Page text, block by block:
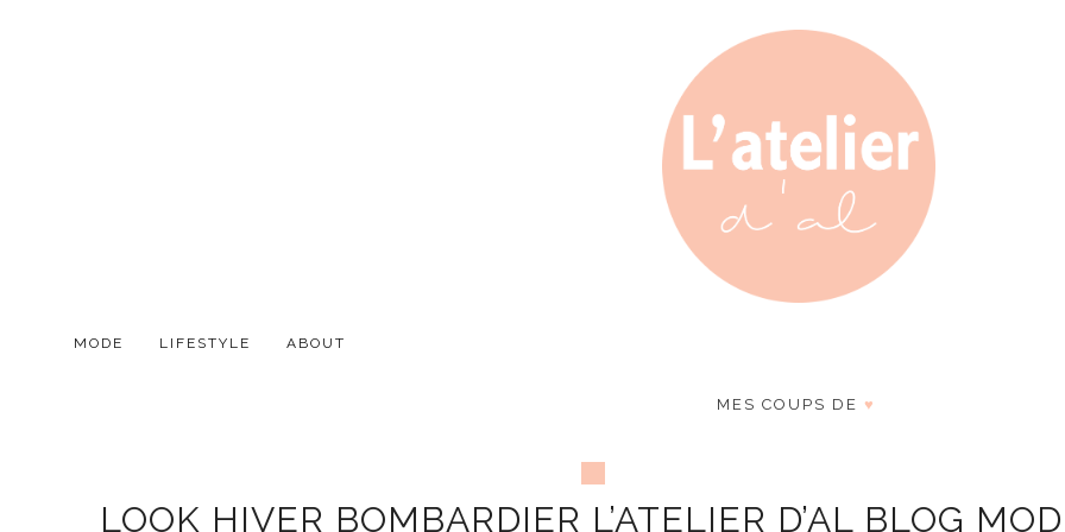
MODE LIFESTYLE ABOUT
MES COUPS DE ♥
LOOK HIVER BOMBARDIER L’ATELIER D’AL BLOG